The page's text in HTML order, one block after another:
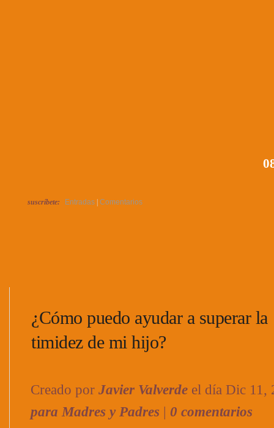
suscríbete: Entradas Comentarios
¿Cómo puedo ayudar a superar la
timidez de mi hijo?
Creado por Javier Valverde el día Dic 11,
para Madres y Padres | 0 comentarios